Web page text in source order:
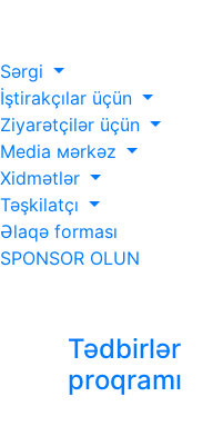
Sərgi
İştirakçılar üçün
Ziyarətçilər üçün
Media мərkəz
Xidmətlər
Təşkilatçı
Əlaqə forması
SPONSOR OLUN
Tədbirlər
proqramı